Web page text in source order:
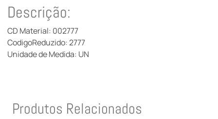
Descrição:
CD Material: 002777
CodigoReduzido: 2777
Unidade de Medida: UN
Produtos Relacionados